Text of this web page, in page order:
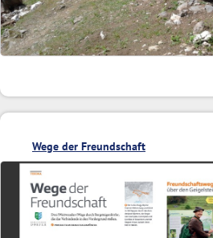
Wege der Freundschaft